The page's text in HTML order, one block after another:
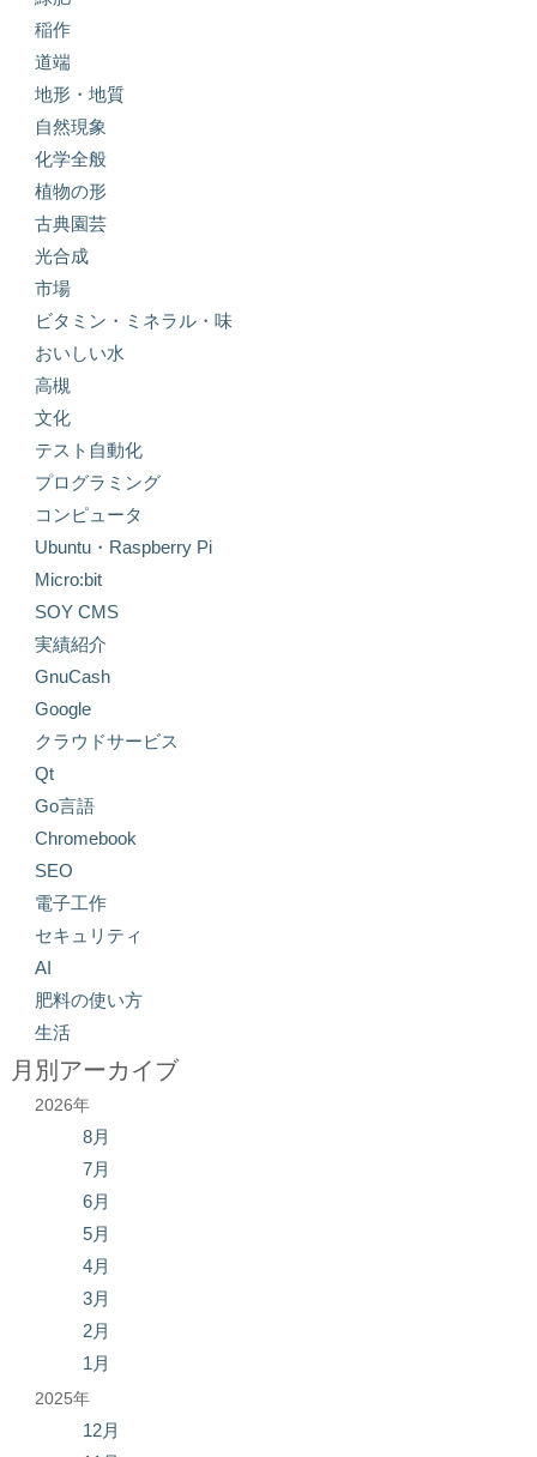
稲作
道端
地形・地質
自然現象
化学全般
植物の形
古典園芸
光合成
市場
ビタミン・ミネラル・味
おいしい水
高槻
文化
テスト自動化
プログラミング
コンピュータ
Ubuntu・Raspberry Pi
Micro:bit
SOY CMS
実績紹介
GnuCash
Google
クラウドサービス
Qt
Go言語
Chromebook
SEO
電子工作
セキュリティ
AI
肥料の使い方
生活
月別アーカイブ
2026年
8月
7月
6月
5月
4月
3月
2月
1月
2025年
12月